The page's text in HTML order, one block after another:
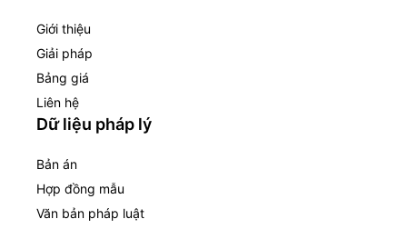
Giới thiệu
Giải pháp
Bảng giá
Liên hệ
Dữ liệu pháp lý
Bản án
Hợp đồng mẫu
Văn bản pháp luật